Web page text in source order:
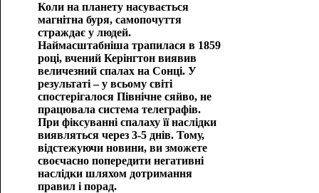
Коли на планету насувається
магнітна буря, самопочуття
страждає у людей.
Наймасштабніша трапилася в 1859
році, вчений Керінгтон виявив
величезний спалах на Сонці. У
результаті – у всьому світі
спостерігалося Північне сяйво, не
працювала система телеграфів.
При фіксуванні спалаху її наслідки
виявляться через 3-5 днів. Тому,
відстежуючи новини, ви зможете
своєчасно попередити негативні
наслідки шляхом дотримання
правил і порад.